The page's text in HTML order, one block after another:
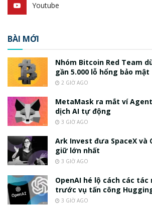
Youtube
BÀI MỚI
Nhóm Bitcoin Red Team
gần 5.000 lỗ hổng bảo mật
2 GIỜ AGO
MetaMask ra mắt ví
dịch AI tự động
3 GIỜ AGO
Ark Invest đưa SpaceX và
giữ lớn nhất
3 GIỜ AGO
OpenAI hé lộ cách các tác
trước vụ tấn công
3 GIỜ AGO